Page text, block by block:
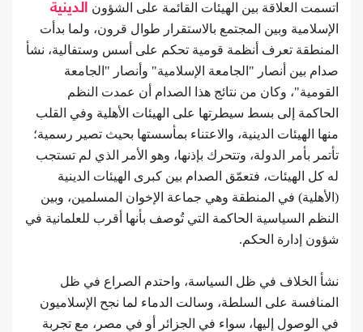
اتسمت العلاقة بين الهيئات القائمة على الشؤون الدينية
الإسلامية وبين المجتمع بالاستقرار طوال قرون، ولما بدأت
المنطقة تعرف أنظمة قومية تحكم على أسس وستفالية، نشأ
صدام بين أنصار "الجامعة الإسلامية" وأنصار "الجامعة
القومية"، وكان من نتائج هذا الصدام أن عمدت النظم
الحاكمة إلى بسط سيطرتها على الهيئات الأهلية وفي القلب
منها الهيئات الدينية، والاعتناء بمأسستها بحيث تصير رسمية؛
تأتمر بأمر الدولة، وتتحرك بإذنها، وهو الأمر الذي لم تستجب
له كل الهيئات، فتعمّق الصدام بين كبرى الهيئات الدينية
(الأهلية) في المنطقة وهي جماعة الإخوان المسلمين، وبين
النظم السياسية الحاكمة التي تُوصف بأنها أقرب للعلمانية في
شؤون إدارة الحكم.
نشأ الخلاف في ظل السياسة، واحتدم الصراع في ظل
المنافسة على السلطة، وسالت الدماء لما نجح الإسلاميون
في الوصول إليها، سواء في الجزائر أو في مصر، مع تجربة